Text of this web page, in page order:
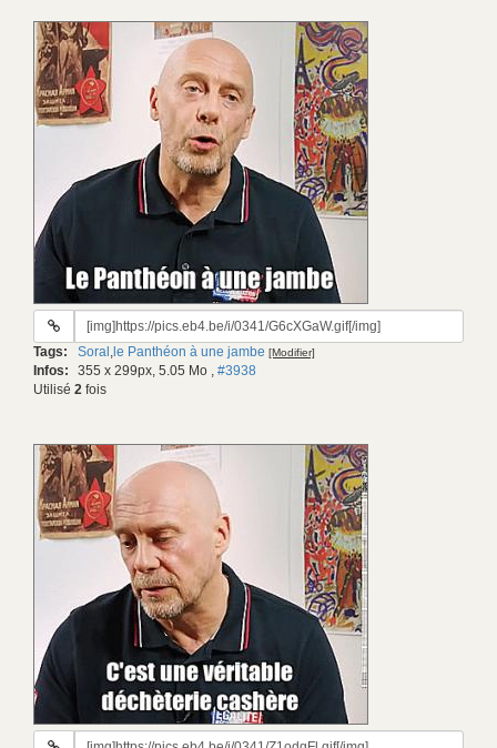
URL
gif:
Tags: Soral , le Panthéon à une jambe [Modifier]
Infos: 355 x 299px, 5.05 Mo , #3938
Utilisé 2 fois
URL